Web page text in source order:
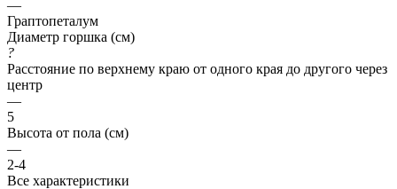
—
Граптопеталум
Диаметр горшка (см)
?
Расстояние по верхнему краю от одного края до другого через
центр
—
5
Высота от пола (см)
—
2-4
Все характеристики